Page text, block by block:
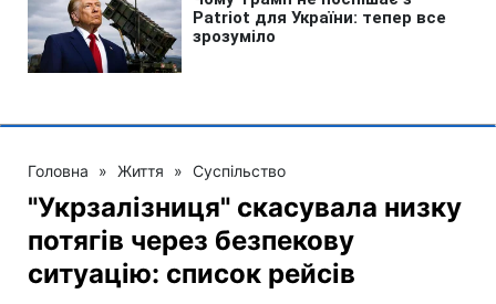
Головна » Життя » Суспільство
"Укрзалізниця" скасувала низку
потягів через безпекову
ситуацію: список рейсів